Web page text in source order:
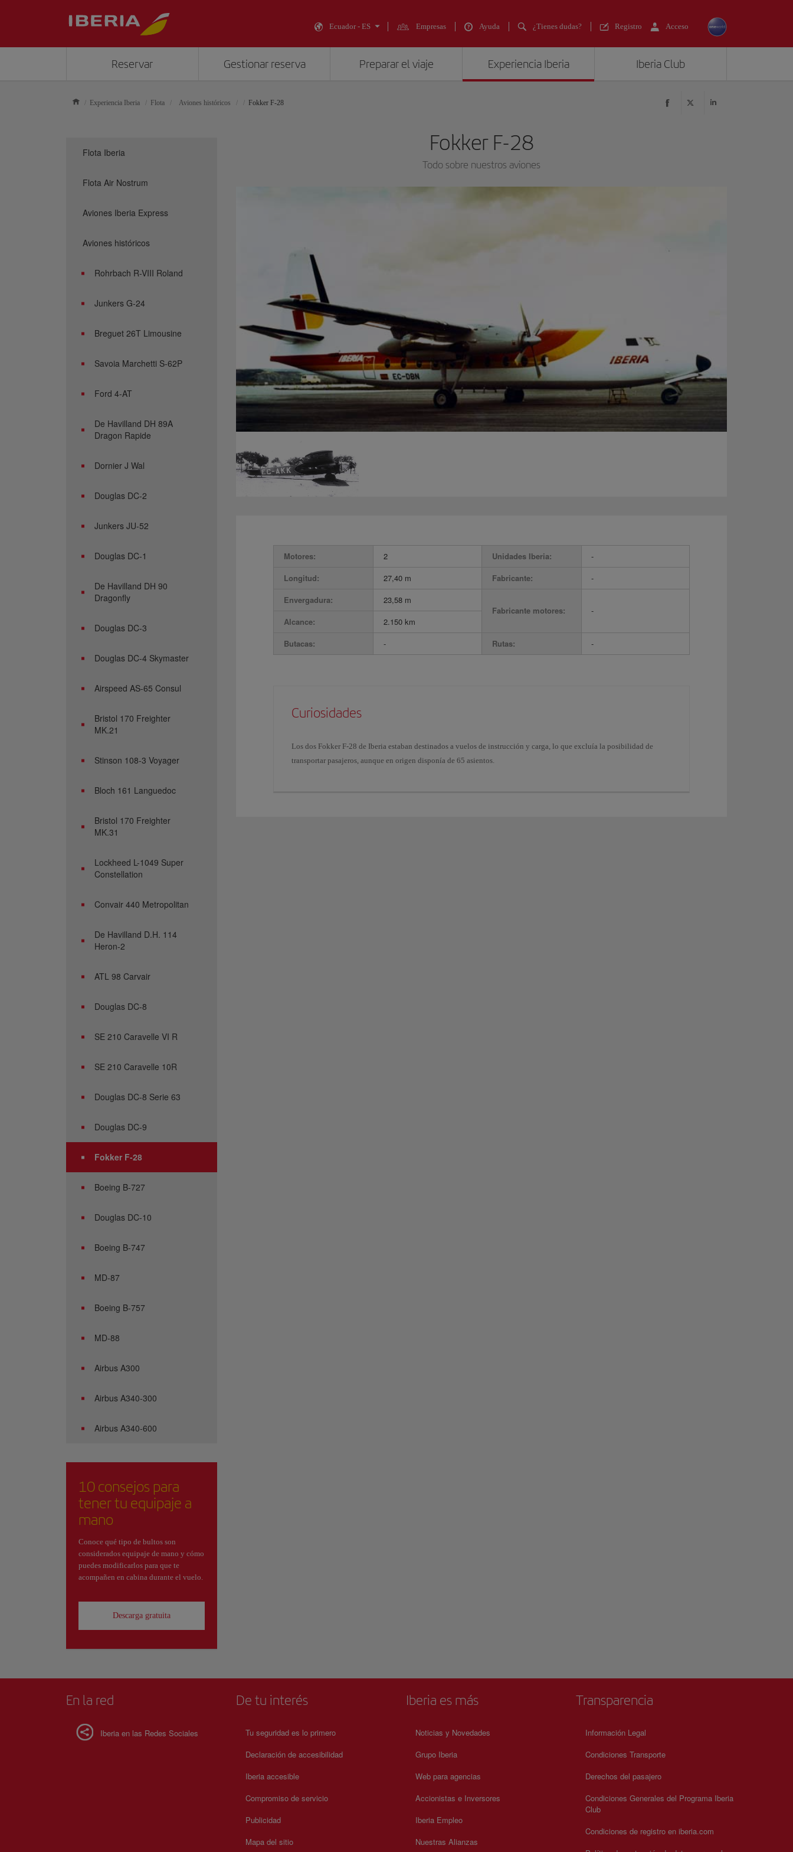
Ecuador - ES Empresas Ayuda ¿Tienes dudas? Registro Acceso
Reservar Gestionar reserva Preparar el viaje Experiencia Iberia Iberia Club
Experiencia Iberia Flota Aviones históricos Fokker F-28
Fokker F-28
Todo sobre nuestros aviones
Motores: 2 Unidades Iberia:
-
Longitud:
27,40 m Fabricante:
-
Envergadura:
23,58 m
Fabricante motores:
-
Alcance:
2.150 km
Butacas:
- Rutas: -
Curiosidades
Los dos Fokker F-28 de Iberia estaban destinados a vuelos de instrucción y carga, lo que excluía la posibilidad de
transportar pasajeros, aunque en origen disponía de 65 asientos.
Flota Iberia
Flota Air Nostrum
Aviones Iberia Express
Aviones históricos
Rohrbach R-VIII Roland
Junkers G-24
Breguet 26T Limousine
Savoia Marchetti S-62P
Ford 4-AT
De Havilland DH 89A
Dragon Rapide
Dornier J Wal
Douglas DC-2
Junkers JU-52
Douglas DC-1
De Havilland DH 90
Dragonfly
Douglas DC-3
Douglas DC-4 Skymaster
Airspeed AS-65 Consul
Bristol 170 Freighter
MK.21
Stinson 108-3 Voyager
Bloch 161 Languedoc
Bristol 170 Freighter
MK.31
Lockheed L-1049 Super
Constellation
Convair 440 Metropolitan
De Havilland D.H. 114
Heron-2
ATL 98 Carvair
Douglas DC-8
SE 210 Caravelle VI R
SE 210 Caravelle 10R
Douglas DC-8 Serie 63
Douglas DC-9
Fokker F-28
Boeing B-727
Douglas DC-10
Boeing B-747
MD-87
Boeing B-757
MD-88
Airbus A300
Airbus A340-300
Airbus A340-600
10 consejos para
tener tu equipaje a
mano
Conoce qué tipo de bultos son
considerados equipaje de mano y cómo
puedes modificarlos para que te
acompañen en cabina durante el vuelo.
Descarga gratuita
En la red
Iberia en las Redes Sociales
De tu interés
Tu seguridad es lo primero
Declaración de accesibilidad
Iberia accesible
Compromiso de servicio
Publicidad
Mapa del sitio
Iberia es más
Noticias y Novedades
Grupo Iberia
Web para agencias
Accionistas e Inversores
Iberia Empleo
Nuestras Alianzas
Transparencia
Información Legal
Condiciones Transporte
Derechos del pasajero
Condiciones Generales del Programa Iberia
Club
Condiciones de registro en iberia.com